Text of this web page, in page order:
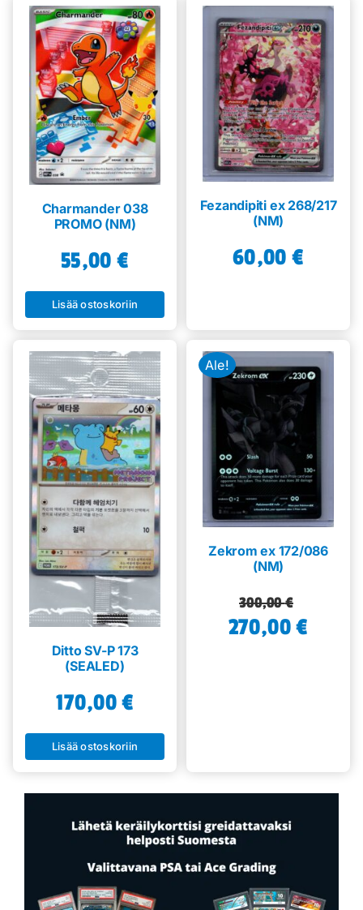
Charmander 038
PROMO (NM)
55,00 €
Lisää ostoskoriin
Fezandipiti ex 268/217
(NM)
60,00 €
Ditto SV-P 173
(SEALED)
170,00€
Lisää ostoskoriin
Ale!
Zekrom ex 172/086
(NM)
300,00€
Alkuperäinen
hinta
270,00€
Nykyinen
hinta